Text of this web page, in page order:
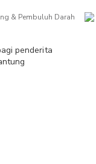
& Pembuluh Darah